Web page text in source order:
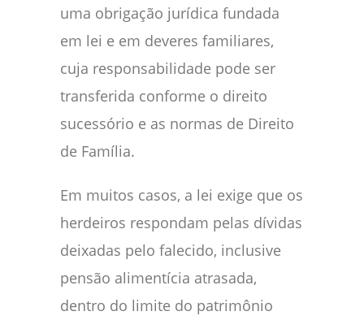
uma obrigação jurídica fundada
em lei e em deveres familiares,
cuja responsabilidade pode ser
transferida conforme o direito
sucessório e as normas de Direito
de Família.
Em muitos casos, a lei exige que os
herdeiros respondam pelas dívidas
deixadas pelo falecido, inclusive
pensão alimentícia atrasada,
dentro do limite do patrimônio